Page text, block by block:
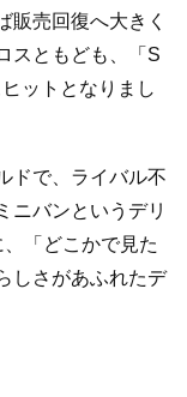
販売回復へ大きく
スともども、「S
ットとなりまし
ドで、ライバル不
ニバンというデリ
「どこかで見た
しさがあふれたデ